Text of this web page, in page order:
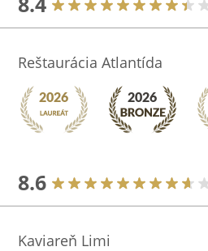
Reštaurácia Atlantída
8.6
Kaviareň Limi